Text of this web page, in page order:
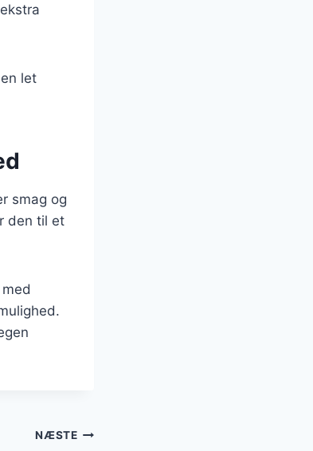
let
smag og
den til et
NÆSTE